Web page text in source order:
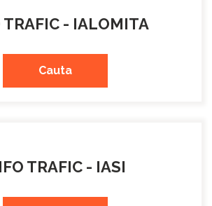
TRAFIC - IALOMITA
Cauta
TRAFIC - IASI